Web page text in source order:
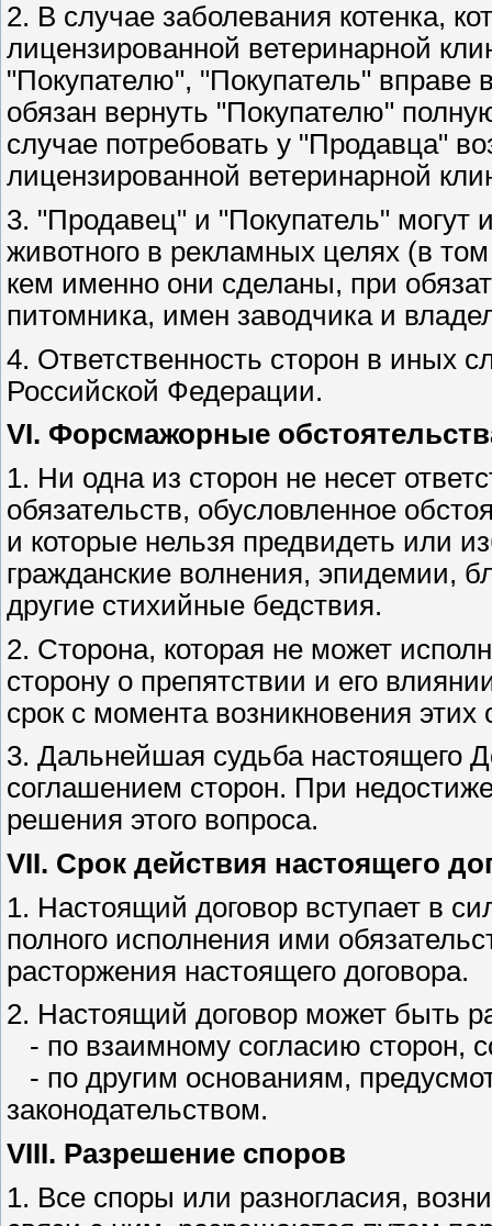
2. В случае заболевания котенка,
лицензированной ветеринарной
"Покупателю", "Покупатель" вправе
обязан вернуть "Покупателю"
случае потребовать у "Продавца"
лицензированной ветеринарной
3. "Продавец" и "Покупатель" могут
животного в рекламных целях (в
кем именно они сделаны, при
питомника, имен заводчика и
4. Ответственность сторон в иных
Российской Федерации.
VI. Форсмажорные
1. Ни одна из сторон не несет
обязательств, обусловленное
и которые нельзя предвидеть или
гражданские волнения, эпидемии,
другие стихийные бедствия.
2. Сторона, которая не может
сторону о препятствии и его
срок с момента возникновения этих
3. Дальнейшая судьба настоящего
соглашением сторон. При
решения этого вопроса.
VII. Срок действия настоящего
1. Настоящий договор вступает в
полного исполнения ими
расторжения настоящего договора.
2. Настоящий договор может быть
- по взаимному согласию сторон,
- по другим основаниям,
законодательством.
VIII. Разрешение споров
1. Все споры или разногласия,